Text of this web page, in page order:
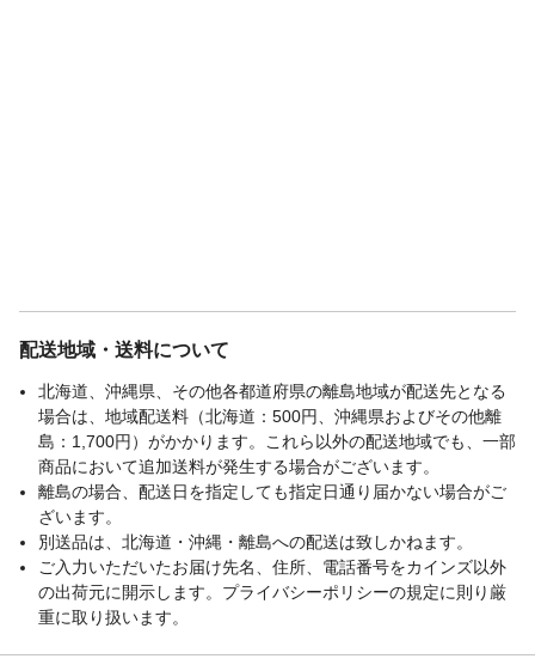
配送地域・送料について
北海道、沖縄県、その他各都道府県の離島地域が配送先となる
場合は、地域配送料（北海道：500円、沖縄県およびその他離
島：1,700円）がかかります。これら以外の配送地域でも、一部
商品において追加送料が発生する場合がございます。
離島の場合、配送日を指定しても指定日通り届かない場合がご
ざいます。
別送品は、北海道・沖縄・離島への配送は致しかねます。
ご入力いただいたお届け先名、住所、電話番号をカインズ以外
の出荷元に開示します。プライバシーポリシーの規定に則り厳
重に取り扱います。